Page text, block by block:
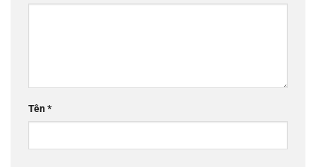
Tên*